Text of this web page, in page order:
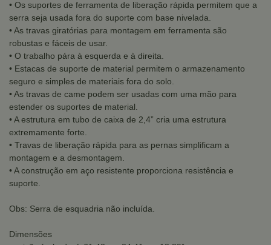
• Os suportes de ferramenta de liberação rápida permitem que a
serra seja usada fora do suporte com base nivelada.
• As travas giratórias para montagem em ferramenta são
robustas e fáceis de usar.
• O trabalho pára à esquerda e à direita.
• Estacas de suporte de material permitem o armazenamento
seguro e simples de materiais fora do solo.
• As travas de came podem ser usadas com uma mão para
estender os suportes de material.
• A estrutura em tubo de caixa de 2,4” cria uma estrutura
extremamente forte.
• Travas de liberação rápida para as pernas simplificam a
montagem e a desmontagem.
• A construção em aço resistente proporciona resistência e
suporte.
Obs: Serra de esquadria não incluída.
Dimensões